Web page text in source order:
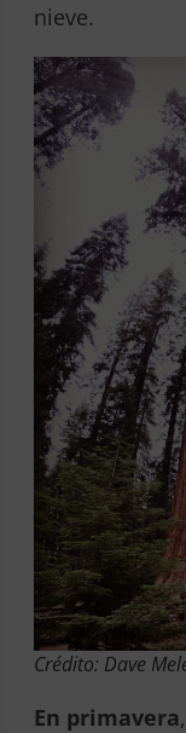
nieve.
Crédito: Dave
En primavera